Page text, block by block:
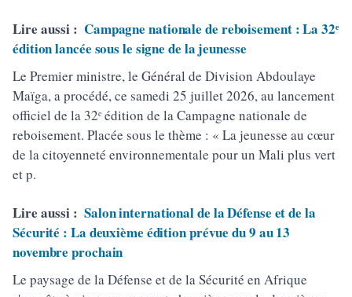
Lire aussi : Campagne nationale de reboisement : La 32ᵉ
édition lancée sous le signe de la jeunesse
Le Premier ministre, le Général de Division Abdoulaye
Maïga, a procédé, ce samedi 25 juillet 2026, au lancement
officiel de la 32ᵉ édition de la Campagne nationale de
reboisement. Placée sous le thème : « La jeunesse au cœur
de la citoyenneté environnementale pour un Mali plus vert
et p.
Lire aussi : Salon international de la Défense et de la
Sécurité : La deuxième édition prévue du 9 au 13
novembre prochain
Le paysage de la Défense et de la Sécurité en Afrique